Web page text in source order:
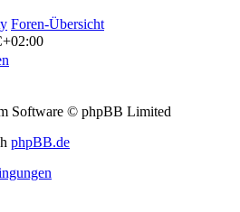
Foren-Übersicht
Software © phpBB Limited
phpBB.de